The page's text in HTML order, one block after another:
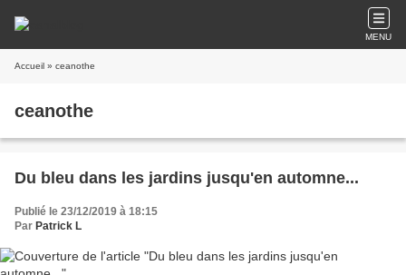
MENU
Accueil » ceanothe
ceanothe
Du bleu dans les jardins jusqu'en automne...
Publié le 23/12/2019 à 18:15
Par Patrick L